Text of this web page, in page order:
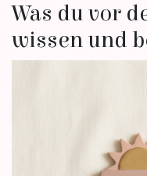
Was du vor
wissen und